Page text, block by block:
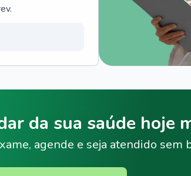
da sua saúde hoje
agende e seja atendido sem